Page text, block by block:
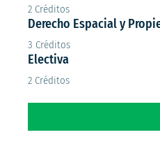
2 Créditos
Derecho Espacial y
3 Créditos
Electiva
2 Créditos